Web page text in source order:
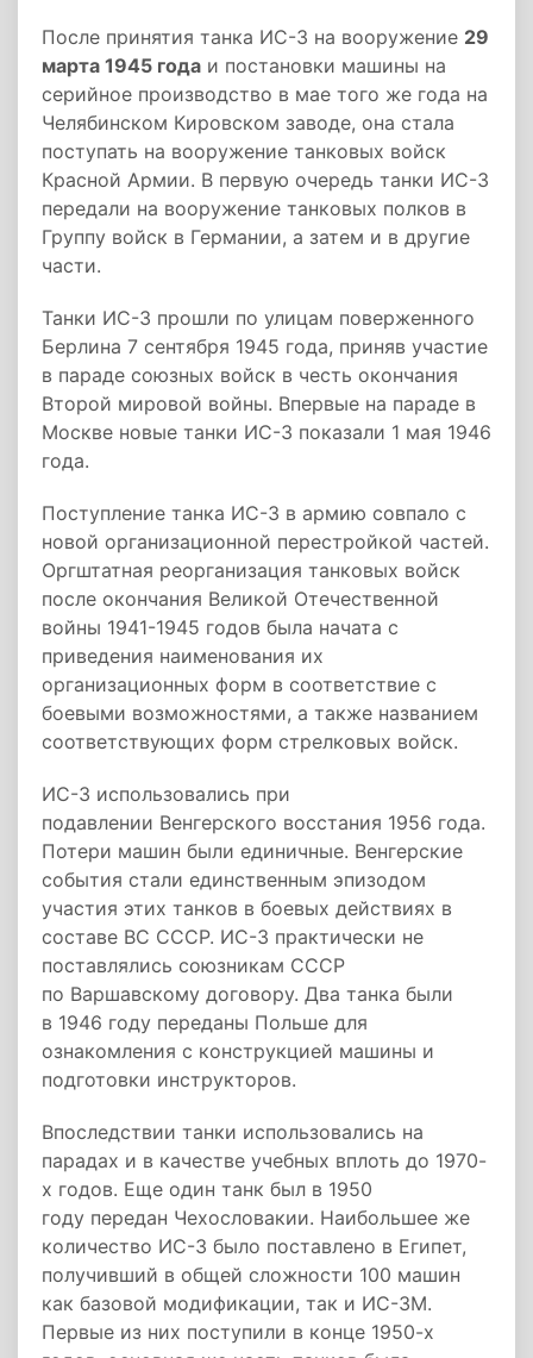
После принятия танка ИС-3 на вооружение 29
марта 1945 года и постановки машины на
серийное производство в мае того же года на
Челябинском Кировском заводе, она стала
поступать на вооружение танковых войск
Красной Армии. В первую очередь танки ИС-3
передали на вооружение танковых полков в
Группу войск в Германии, а затем и в другие
части.
Танки ИС-3 прошли по улицам поверженного
Берлина 7 сентября 1945 года, приняв участие
в параде союзных войск в честь окончания
Второй мировой войны. Впервые на параде в
Москве новые танки ИС-3 показали 1 мая 1946
года.
Поступление танка ИС-3 в армию совпало с
новой организационной перестройкой частей.
Оргштатная реорганизация танковых войск
после окончания Великой Отечественной
войны 1941-1945 годов была начата с
приведения наименования их
организационных форм в соответствие с
боевыми возможностями, а также названием
соответствующих форм стрелковых войск.
ИС-3 использовались при
подавлении Венгерского восстания 1956 года.
Потери машин были единичные. Венгерские
события стали единственным эпизодом
участия этих танков в боевых действиях в
составе ВС СССР. ИС-3 практически не
поставлялись союзникам СССР
по Варшавскому договору. Два танка были
в 1946 году переданы Польше для
ознакомления с конструкцией машины и
подготовки инструкторов.
Впоследствии танки использовались на
парадах и в качестве учебных вплоть до 1970-
х годов. Еще один танк был в 1950
году передан Чехословакии. Наибольшее же
количество ИС-3 было поставлено в Египет,
получивший в общей сложности 100 машин
как базовой модификации, так и ИС-3М.
Первые из них поступили в конце 1950-х